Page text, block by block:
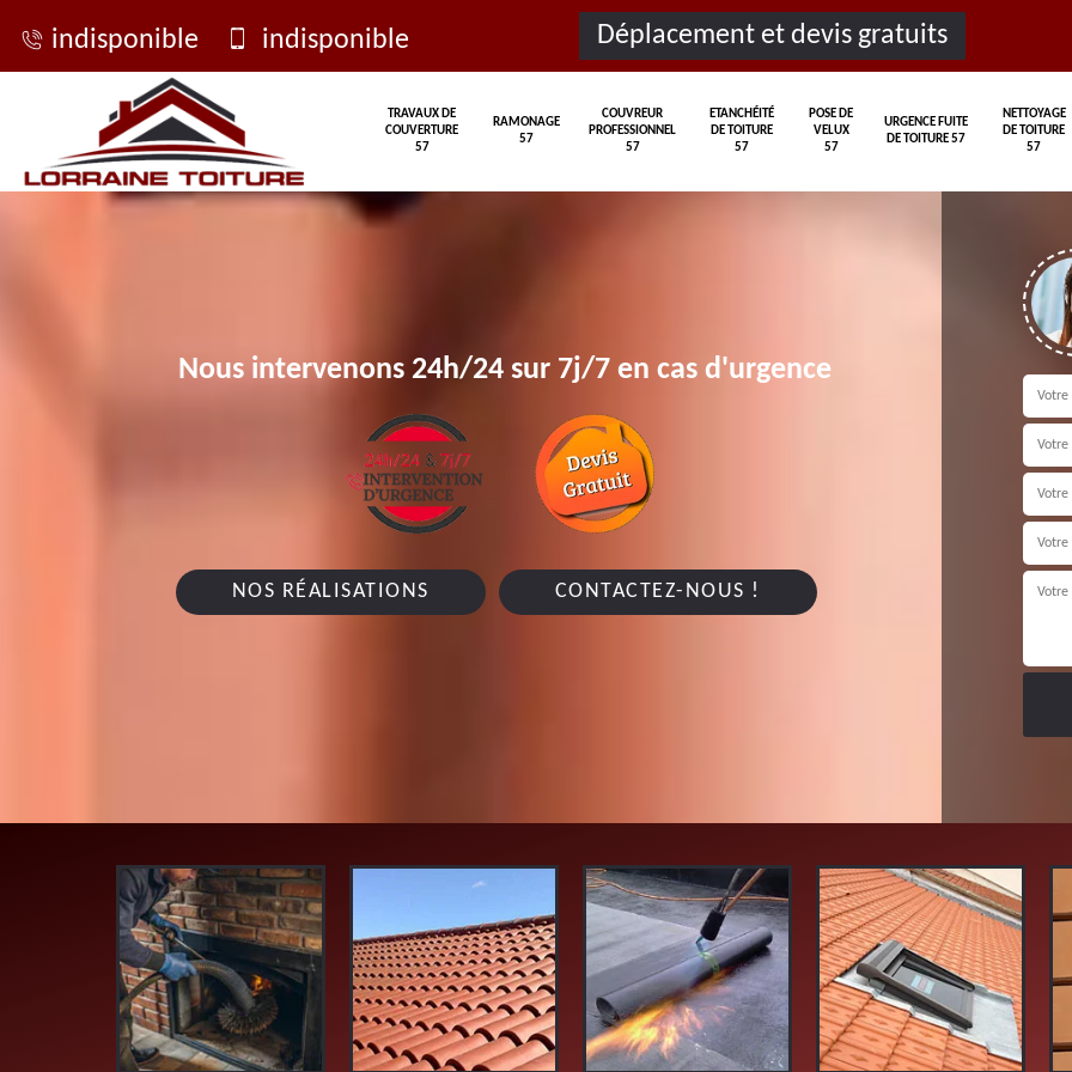
indisponible indisponible Déplacement et devis gratuits
TRAVAUX DE
COUVERTURE
57
RAMONAGE
57
COUVREUR
PROFESSIONNEL
57
ETANCHÉITÉ
DE TOITURE
57
POSE DE
VELUX
57
URGENCE FUITE
DE TOITURE 57
NETTOYAGE
DE TOITURE
57
Nous intervenons 24h/24 sur 7j/7 en cas d'urgence
NOS RÉALISATIONS CONTACTEZ-NOUS !